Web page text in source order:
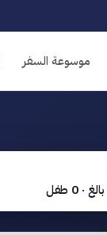
موسوعة السفر